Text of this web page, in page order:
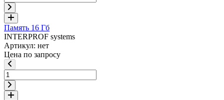
Память 16 Гб
INTERPROF systems
Артикул: нет
Цена по запросу